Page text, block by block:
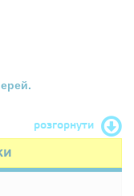
розгорнути